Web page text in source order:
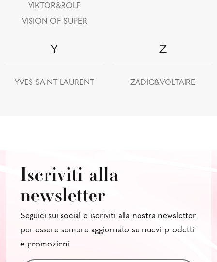
VIKTOR&ROLF
VISION OF SUPER
Y
YVES SAINT LAURENT
Z
ZADIG&VOLTAIRE
Iscriviti alla
newsletter
Seguici sui social e iscriviti alla nostra newsletter
per essere sempre aggiornato su nuovi prodotti
e promozioni